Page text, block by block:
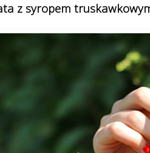
z syropem